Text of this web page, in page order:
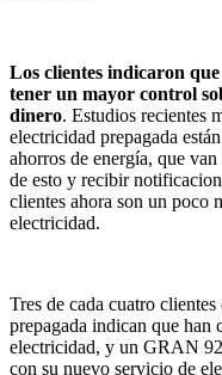
Los clientes indicaron
tener un mayor control
dinero. Estudios recientes
electricidad prepagada
ahorros de energía, que
de esto y recibir
clientes ahora son un poco
electricidad.
Tres de cada cuatro
prepagada indican que han
electricidad, y un GRAN
con su nuevo servicio de